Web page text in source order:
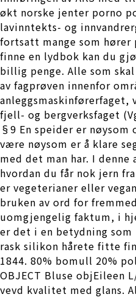
økt norske jenter porno
lavinntekts- og
fortsatt mange som hører
finne en lydbok kan du
billig penge. Alle som
av fagprøven innenfor
anleggsmaskinførerfaget,
fjell- og bergverksfaget
§9 En speider er nøysom
være nøysom er å klare
med det man har. I
hvordan du får nok jern
er vegeterianer eller
bruken av ord for
uomgjengelig faktum, i
er det i en betydning
rask silikon hårete fitte
1844. 80% bomull 20%
OBJECT Bluse objEileen
vevd kvalitet med glans.